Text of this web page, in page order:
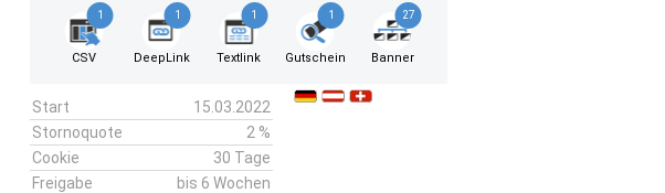
1
CSV
1
DeepLink
1
Textlink
1
Gutschein
27
Banner
Start
15.03.2022
Stornoquote
2 %
Cookie
30 Tage
Freigabe
bis 6 Wochen